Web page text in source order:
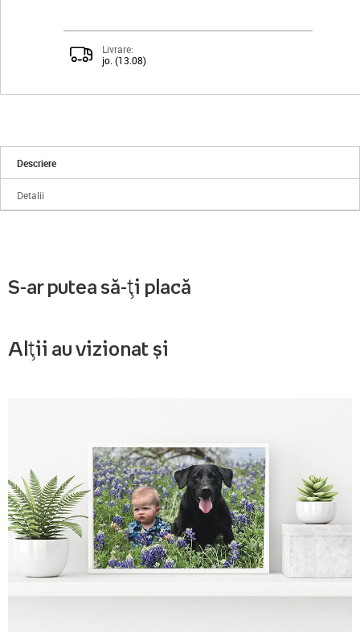
Livrare:
jo. (13.08)
Descriere
Detalii
S-ar putea să-ți placă
Alții au vizionat și